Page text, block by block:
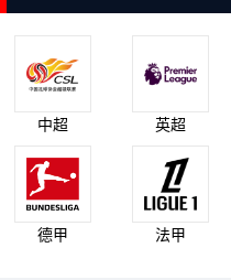
中超 英超
德甲 法甲